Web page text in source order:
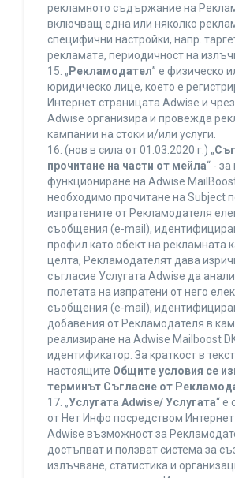
рекламното съдържание на
включващ една или няколко
специфични настройки, напр.
рекламата, периодичност на
15. „ Рекламодател” е физическо
юридическо лице, което е
Интернет страницата Adwise и
Adwise организира и провежда
кампании на стоки и/или услуги.
16. (нов в сила от 01.03.2020 г.) „
прочитане на части от мейла“ -
функциониране на Adwise
необходимо прочитане на Subject
изпратените от Рекламодателя
съобщения (e-mail),
профил като обект на рекламната
целта, Рекламодателят дава
съгласие Услугата Adwise да
полетата на изпратени от него
съобщения (e-mail),
добавения от Рекламодателя в
реализиране на Adwise Mailboost
идентификатор. За краткост в
настоящите Общите условия се
терминът Съгласие от
17. „Услугата Adwise/ Услугата“ е
от Нет Инфо посредством
Adwise възможност за
достъпват и ползват система за
излъчване, статистика и